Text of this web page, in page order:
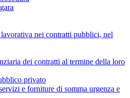
nei contratti pubblici, nel
dei contratti al termine della loro
privato
e forniture di somma urgenza e